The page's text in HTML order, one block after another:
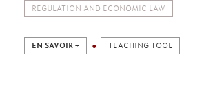
REGULATION AND ECONOMIC LAW
EN SAVOIR + TEACHING TOOL